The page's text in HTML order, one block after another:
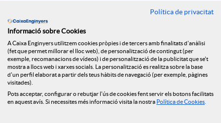
x
e
s
S
c
a
c
n
n
o
Social Room
Seguretat Online
Política de privacitat
Informació sobre Cookies
A Caixa Enginyers utilitzem cookies pròpies i de tercers amb finalitats d'anàlisi
(fet que permet millorar el lloc web), de personalització de contingut (per
exemple, recomanacions de vídeos) i de personalització de la publicitat que se't
mostra a llocs web i xarxes socials. La personalització es realitza sobre la base
d'un perfil elaborat a partir dels teus hàbits de navegació (per exemple, pàgines
visitades).
Pots acceptar, configurar o rebutjar l'ús de cookies fent servir els botons facilitats
en aquest avís. Si necessites més informació visita la nostra Política de Cookies